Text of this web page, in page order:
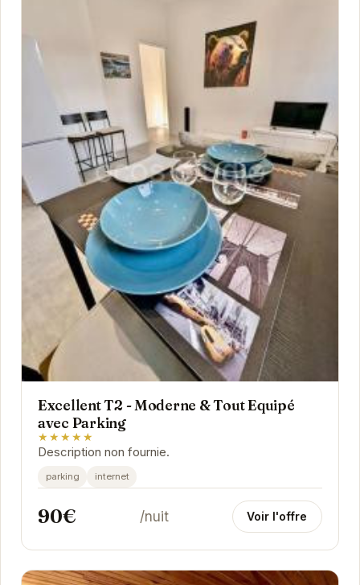
Excellent T2 - Moderne & Tout Equipé
avec Parking
★★★★★
Description non fournie.
parking internet
90€ /nuit Voir l'offre